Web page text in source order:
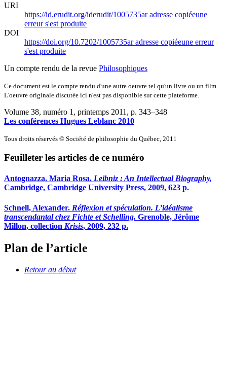
URI
https://id.erudit.org/iderudit/1005735aradresse copiéeune
erreur s'est produite
DOI
https://doi.org/10.7202/1005735aradresse copiéeune erreur
s'est produite
Un compte rendu de la revue Philosophiques
Ce document est le compte rendu d'une autre oeuvre tel qu'un livre ou un film.
L'oeuvre originale discutée ici n'est pas disponible sur cette plateforme.
Volume 38, numéro 1, printemps 2011 , p. 343–348
Les conférences Hugues Leblanc 2010
Tous droits réservés © Société de philosophie du Québec, 2011
Feuilleter les articles de ce numéro
Antognazza, Maria Rosa. Leibniz : An Intellectual Biography,
Cambridge, Cambridge University Press, 2009, 623 p.
Schnell, Alexander. Réflexion et spéculation. L’idéalisme
transcendantal chez Fichte et Schelling. Grenoble, Jérôme
Millon, collection Krisis, 2009, 232 p.
Plan de l’article
Retour au début